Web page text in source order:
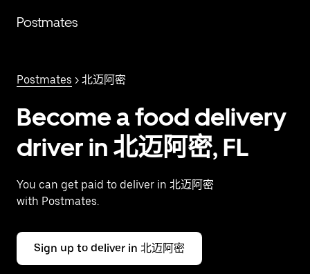
Postmates
Postmates > 北迈阿密
Become a food delivery
driver in 北迈阿密, FL
You can get paid to deliver in 北迈阿密
with Postmates.
Sign up to deliver in 北迈阿密